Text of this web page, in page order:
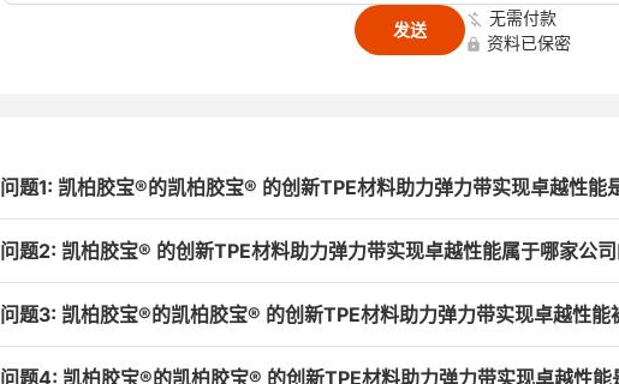
发送
无需付款
资料已保密
问题1: 凯柏胶宝®的凯柏胶宝® 的创新TPE材料助力弹力带实现卓越性能
问题2: 凯柏胶宝® 的创新TPE材料助力弹力带实现卓越性能属于哪家公司
问题3: 凯柏胶宝®的凯柏胶宝® 的创新TPE材料助力弹力带实现卓越性能
问题4: 凯柏胶宝®的凯柏胶宝® 的创新TPE材料助力弹力带实现卓越性能